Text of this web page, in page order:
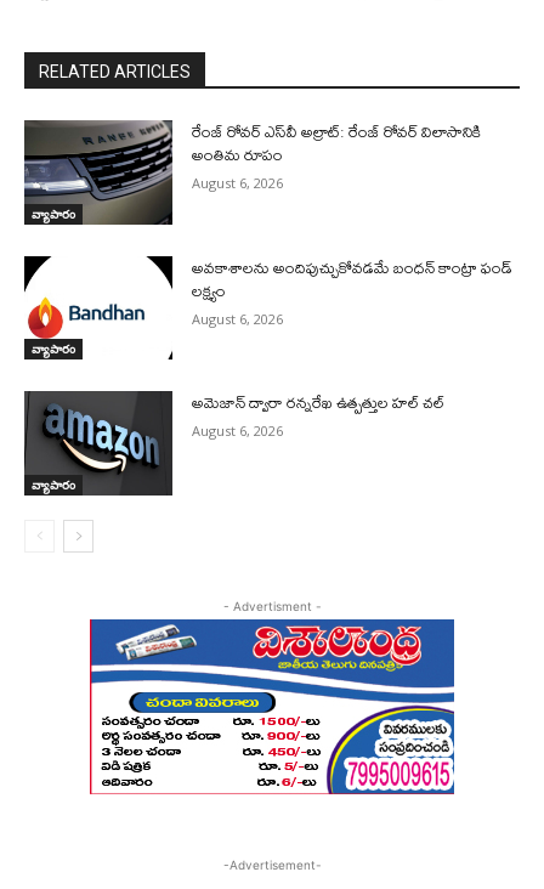
RELATED ARTICLES
వ్యాపారం
రేంజ్ రోవర్ ఎస్‌వీ అల్రాట్: రేంజ్ రోవర్ విలాసానికి
అంతిమ రూపం
August 6, 2026
వ్యాపారం
అవకాశాలను అందిపుచ్చుకోవడమే బంధన్ కాంట్రా ఫండ్
లక్ష్యం
August 6, 2026
వ్యాపారం
అమెజాన్ ద్వారా రన్నరేఖ ఉత్పత్తుల హల్ చల్
August 6, 2026
- Advertisment -
-Advertisement-